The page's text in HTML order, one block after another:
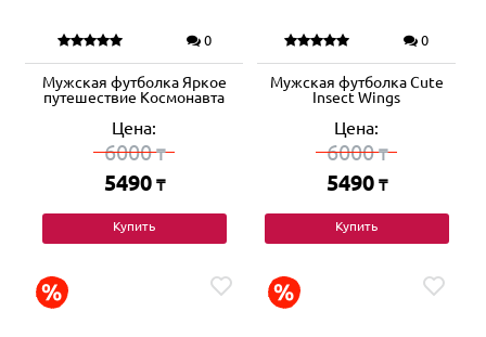
0
Мужская футболка Яркое
путешествие Космонавта
Цена:
6000₸
5490 ₸
Купить
0
Мужская футболка Cute
Insect Wings
Цена:
6000₸
5490 ₸
Купить